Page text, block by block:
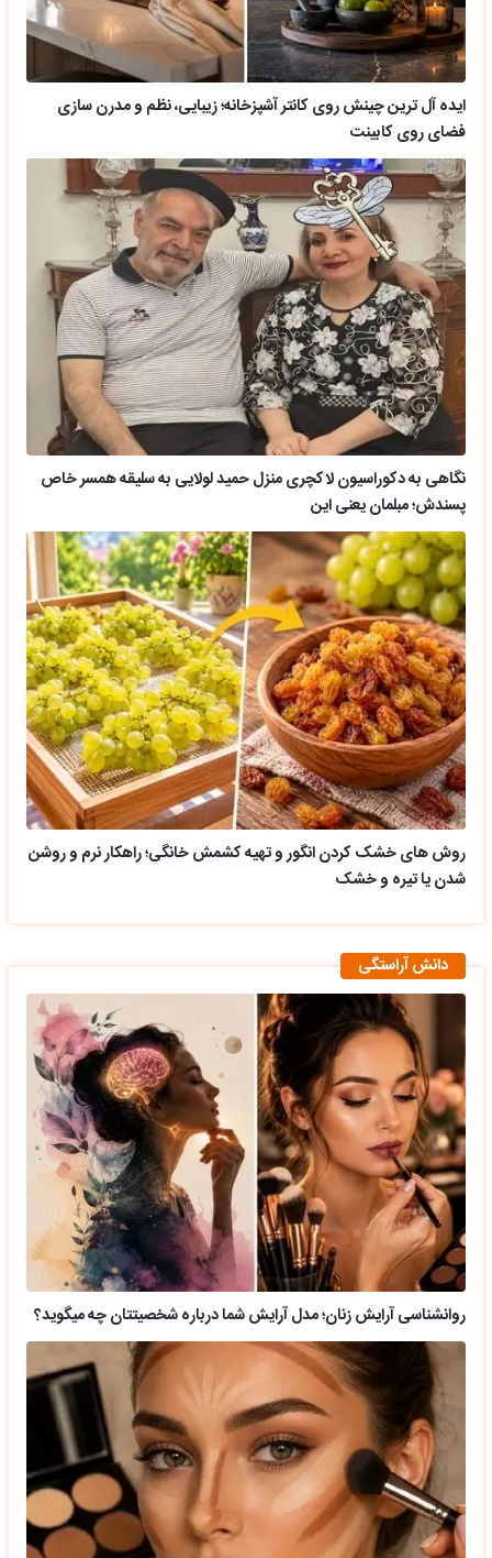
ایده آل ترین چینش روی کانتر آشپزخانه؛ زیبایی، نظم و مدرن سازی
فضای روی کابینت
نگاهی به دکوراسیون لاکچری منزل حمید لولایی به سلیقه همسر خاص
پسندش؛ مبلمان یعنی این
روش های خشک کردن انگور و تهیه کشمش خانگی؛ راهکار نرم و روشن
شدن یا تیره و خشک
دانش آراستگی
روانشناسی آرایش زنان؛ مدل آرایش شما درباره شخصیتتان چه میگوید؟